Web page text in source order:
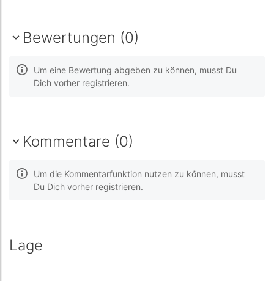
Bewertungen (0)
Um eine Bewertung abgeben zu können, musst Du
Dich vorher registrieren.
Kommentare (0)
Um die Kommentarfunktion nutzen zu können, musst
Du Dich vorher registrieren.
Lage